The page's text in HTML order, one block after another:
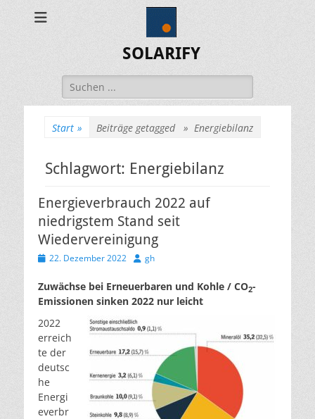
SOLARIFY
Suchen
nach:
Start » Beiträge getagged » Energiebilanz
Schlagwort: Energiebilanz
Energieverbrauch 2022 auf
niedrigstem Stand seit
Wiedervereinigung
Veröffentlicht
22. Dezember 2022 Autor
gh
Zuwächse bei Erneuerbaren und Kohle / CO2-
Emissionen sinken 2022 nur leicht
2022
erreich
te der
deutsc
he
Energi
everbr